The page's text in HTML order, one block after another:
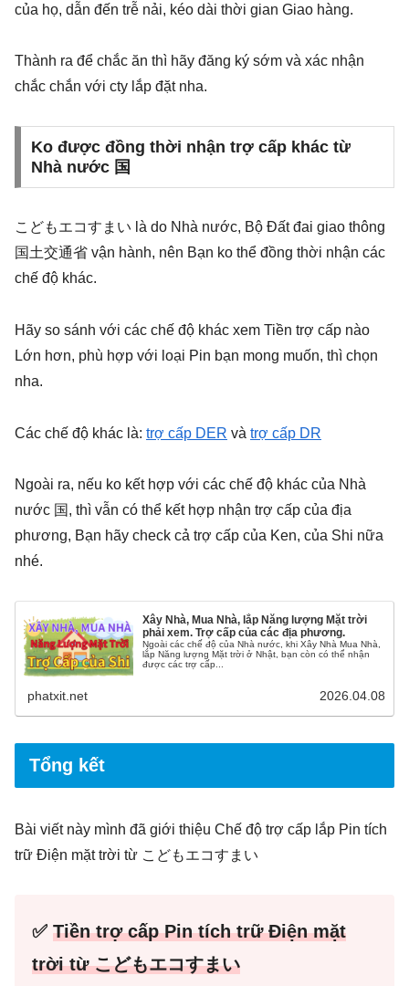
của họ, dẫn đến trễ nải, kéo dài thời gian Giao hàng.
Thành ra để chắc ăn thì hãy đăng ký sớm và xác nhận
chắc chắn với cty lắp đặt nha.
Ko được đồng thời nhận trợ cấp khác từ
Nhà nước 国
こどもエコすまい là do Nhà nước, Bộ Đất đai giao thông
国土交通省 vận hành, nên Bạn ko thể đồng thời nhận các
chế độ khác.
Hãy so sánh với các chế độ khác xem Tiền trợ cấp nào
Lớn hơn, phù hợp với loại Pin bạn mong muốn, thì chọn
nha.
Các chế độ khác là: trợ cấp DER và trợ cấp DR
Ngoài ra, nếu ko kết hợp với các chế độ khác của Nhà
nước 国, thì vẫn có thể kết hợp nhận trợ cấp của địa
phương, Bạn hãy check cả trợ cấp của Ken, của Shi nữa
nhé.
Xây Nhà, Mua Nhà, lắp Năng lượng Mặt trời
phải xem. Trợ cấp của các địa phương.
Ngoài các chế độ của Nhà nước, khi Xây Nhà Mua Nhà,
lắp Năng lượng Mặt trời ở Nhật, bạn còn có thể nhận
được các trợ cấp...
phatxit.net 2026.04.08
Tổng kết
Bài viết này mình đã giới thiệu Chế độ trợ cấp lắp Pin tích
trữ Điện mặt trời từ こどもエコすまい
✅ Tiền trợ cấp Pin tích trữ Điện mặt
trời từ こどもエコすまい